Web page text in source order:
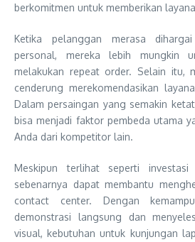
berkomitmen untuk memberikan
Ketika pelanggan merasa
personal, mereka lebih mungkin
melakukan repeat order. Selain itu,
cenderung merekomendasikan
Dalam persaingan yang semakin
bisa menjadi faktor pembeda utama
Anda dari kompetitor lain.
Meskipun terlihat seperti
sebenarnya dapat membantu
contact center. Dengan
demonstrasi langsung dan
visual, kebutuhan untuk kunjungan